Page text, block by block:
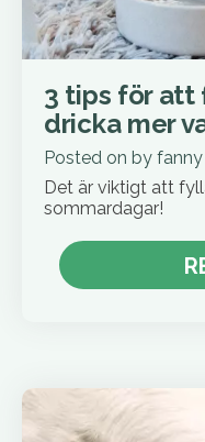
3 tips för att
dricka mer
Posted on by fanny
Det är viktigt att
sommardagar!